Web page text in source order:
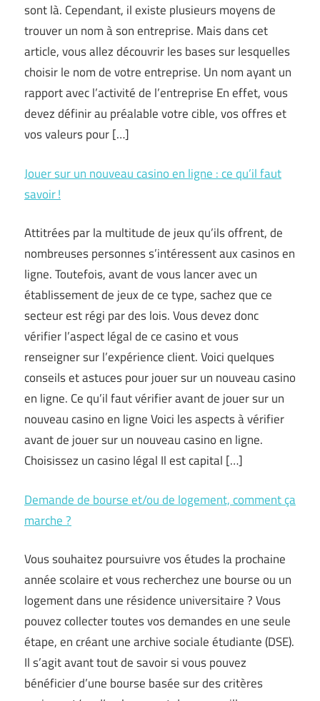
sont là. Cependant, il existe plusieurs moyens de
trouver un nom à son entreprise. Mais dans cet
article, vous allez découvrir les bases sur lesquelles
choisir le nom de votre entreprise. Un nom ayant un
rapport avec l’activité de l’entreprise En effet, vous
devez définir au préalable votre cible, vos offres et
vos valeurs pour […]
Jouer sur un nouveau casino en ligne : ce qu’il faut
savoir !
Attitrées par la multitude de jeux qu’ils offrent, de
nombreuses personnes s’intéressent aux casinos en
ligne. Toutefois, avant de vous lancer avec un
établissement de jeux de ce type, sachez que ce
secteur est régi par des lois. Vous devez donc
vérifier l’aspect légal de ce casino et vous
renseigner sur l’expérience client. Voici quelques
conseils et astuces pour jouer sur un nouveau casino
en ligne. Ce qu’il faut vérifier avant de jouer sur un
nouveau casino en ligne Voici les aspects à vérifier
avant de jouer sur un nouveau casino en ligne.
Choisissez un casino légal Il est capital […]
Demande de bourse et/ou de logement, comment ça
marche ?
Vous souhaitez poursuivre vos études la prochaine
année scolaire et vous recherchez une bourse ou un
logement dans une résidence universitaire ? Vous
pouvez collecter toutes vos demandes en une seule
étape, en créant une archive sociale étudiante (DSE).
Il s’agit avant tout de savoir si vous pouvez
bénéficier d’une bourse basée sur des critères